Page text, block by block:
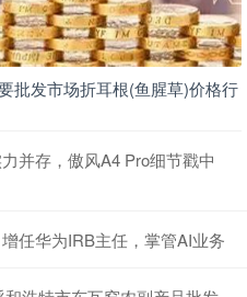
批发市场折耳根(鱼腥草)价格行
并存，傲风A4 Pro细节戳中
任华为IRB主任，掌管AI业务